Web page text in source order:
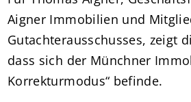
Aigner Immobilien und
Gutachterausschusses, zeigt
dass sich der Münchner
Korrekturmodus“ befinde.